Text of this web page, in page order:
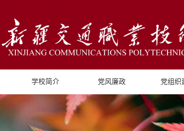
学校简介 党风廉政 党组织